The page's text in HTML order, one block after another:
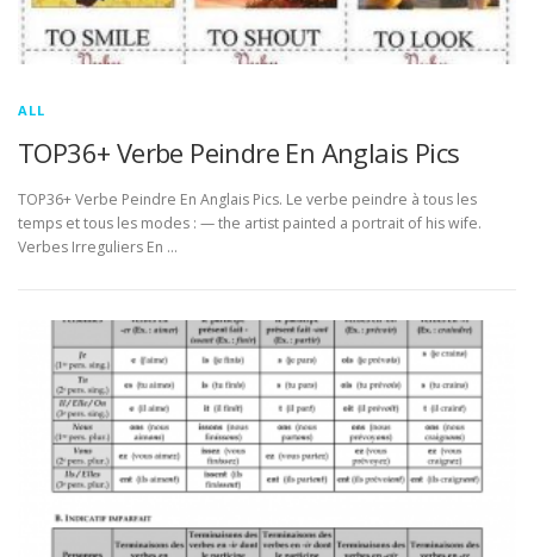
ALL
TOP36+ Verbe Peindre En Anglais Pics
TOP36+ Verbe Peindre En Anglais Pics. Le verbe peindre à tous les
temps et tous les modes : — the artist painted a portrait of his wife.
Verbes Irreguliers En …